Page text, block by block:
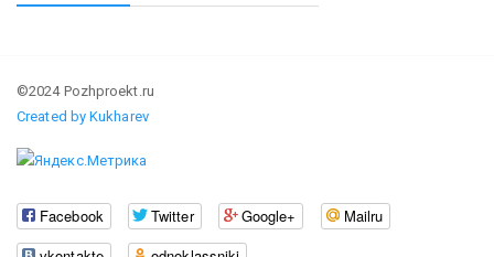
©2024 Pozhproekt.ru
Created by Kukharev
Facebook Twitter Google+
Mailru